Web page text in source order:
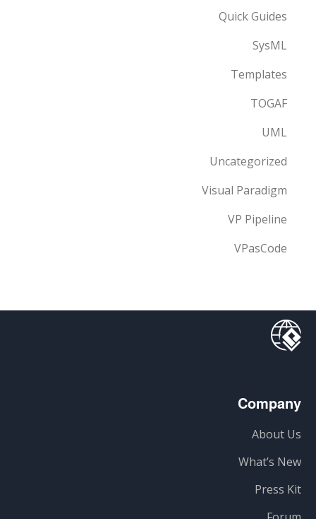
Quick Guides
SysML
Templates
TOGAF
UML
Uncategorized
Visual Paradigm
VP Pipeline
VPasCode
Company
About Us
What’s New
Press Kit